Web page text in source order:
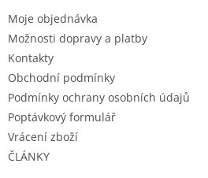
Moje objednávka
Možnosti dopravy a platby
Kontakty
Obchodní podmínky
Podmínky ochrany osobních údajů
Poptávkový formulář
Vrácení zboží
ČLÁNKY